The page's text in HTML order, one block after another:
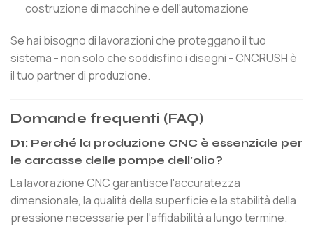
costruzione di macchine e dell'automazione
Se hai bisogno di lavorazioni che proteggano il tuo
sistema - non solo che soddisfino i disegni - CNCRUSH è
il tuo partner di produzione.
Domande frequenti (FAQ)
D1: Perché la produzione CNC è essenziale per
le carcasse delle pompe dell'olio?
La lavorazione CNC garantisce l'accuratezza
dimensionale, la qualità della superficie e la stabilità della
pressione necessarie per l'affidabilità a lungo termine.